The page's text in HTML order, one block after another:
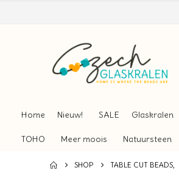
Home Nieuw! SALE Glaskralen
TOHO Meer moois Natuursteen
SHOP TABLE CUT BEADS,